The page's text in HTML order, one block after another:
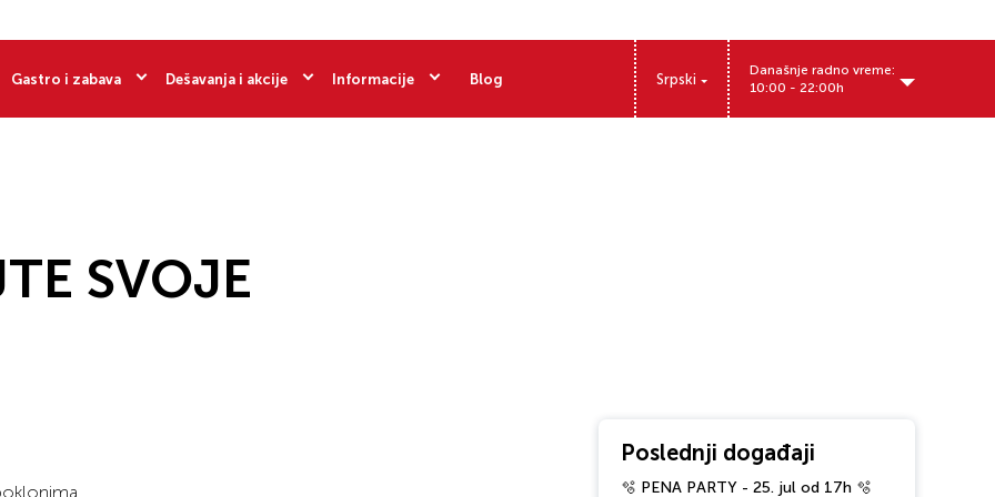
Gastro i zabava Dešavanja i akcije Informacije Blog Srpski
Današnje radno vreme:
10:00 - 22:00h
SVOJE
Poslednji događaji
🫧 PENA PARTY - 25. jul od 17h 🫧